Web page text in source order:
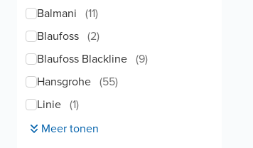
Balmani (11)
Blaufoss (2)
Blaufoss Blackline (9)
Hansgrohe (55)
Linie (1)
Meer tonen